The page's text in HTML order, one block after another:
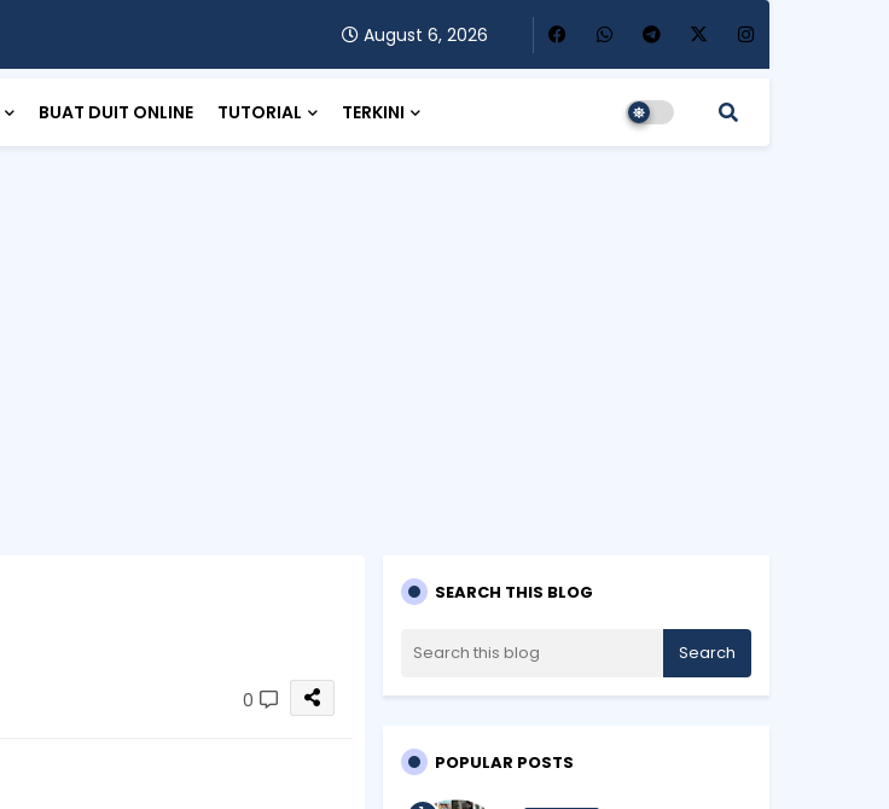
August 6, 2026
BUAT DUIT ONLINE TUTORIAL TERKINI
0
SEARCH THIS BLOG
POPULAR POSTS